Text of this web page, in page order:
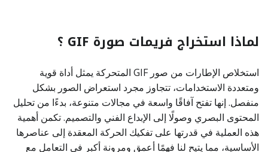
لماذا استخراج فريمات صورة GIF ؟
استخلاص الإطارات من صور GIF المتحركة يمثل أداة قوية
ومتعددة الاستخدامات، تتجاوز مجرد استعراض الصور بشكل
منفصل. إنها تفتح آفاقًا واسعة في مجالات متنوعة، بدءًا من تحليل
المحتوى البصري وصولًا إلى الإبداع الفني والتصميم. تكمن أهمية
هذه العملية في قدرتها على تفكيك الحركة المعقدة إلى عناصرها
الأساسية، مما يتيح لنا فهمًا أعمق ومرونة أكبر في التعامل مع